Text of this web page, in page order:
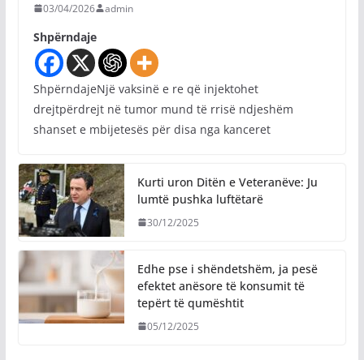
03/04/2026 admin
Shpërndaje
ShpërndajeNjë vaksinë e re që injektohet
drejtpërdrejt në tumor mund të rrisë ndjeshëm
shanset e mbijetesës për disa nga kanceret
Kurti uron Ditën e Veteranëve: Ju
lumtë pushka luftëtarë
30/12/2025
Edhe pse i shëndetshëm, ja pesë
efektet anësore të konsumit të
tepërt të qumështit
05/12/2025